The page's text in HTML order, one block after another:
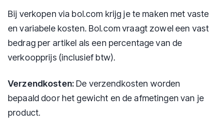
Bij verkopen via bol.com krijg je te maken met vaste
en variabele kosten. Bol.com vraagt zowel een vast
bedrag per artikel als een percentage van de
verkoopprijs (inclusief btw).
Verzendkosten: De verzendkosten worden
bepaald door het gewicht en de afmetingen van je
product.